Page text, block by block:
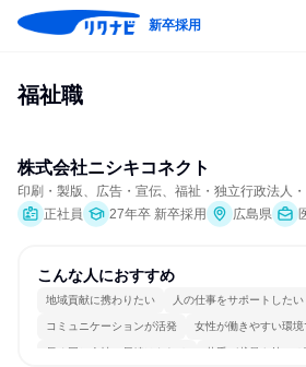
新卒採用
福祉職
株式会社ニシキコネクト
印刷・製版、広告・宣伝、福祉・独立行政法人
正社員
27年卒 新卒採用 広島県
こんな人におすすめ
地域貢献に携わりたい 人の仕事をサポートしたい
コミュニケーションが活発 女性が働きやすい環境
長く同じ会社に居続けられる 若手が裁量を持てる